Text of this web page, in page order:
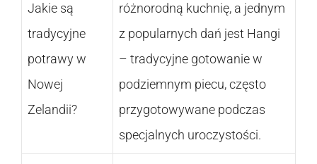
Jakie są
tradycyjne
potrawy w
Nowej
Zelandii?
różnorodną kuchnię, a jednym
z popularnych dań jest Hangi
– tradycyjne gotowanie w
podziemnym piecu, często
przygotowywane podczas
specjalnych uroczystości.